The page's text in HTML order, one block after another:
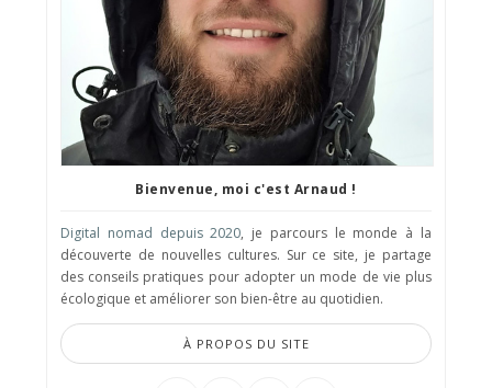
Bienvenue, moi c'est Arnaud !
Digital nomad depuis 2020, je parcours le monde à la
découverte de nouvelles cultures. Sur ce site, je partage
des conseils pratiques pour adopter un mode de vie plus
écologique et améliorer son bien-être au quotidien.
À PROPOS DU SITE